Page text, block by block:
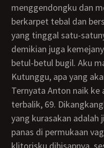
menggendongku dan
berkarpet tebal dan
yang tinggal satu-
demikian juga
betul-betul bugil. Aku
Kutunggu, apa yang
Ternyata Anton naik ke atas tubuhku dengan posisi
terbalik, 69.
yang kurasakan adalah
panas di permukaan